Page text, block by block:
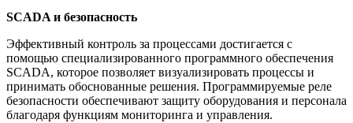
SCADA и безопасность
Эффективный контроль за процессами достигается с
помощью специализированного программного обеспечения
SCADA, которое позволяет визуализировать процессы и
принимать обоснованные решения. Программируемые реле
безопасности обеспечивают защиту оборудования и персонала
благодаря функциям мониторинга и управления.